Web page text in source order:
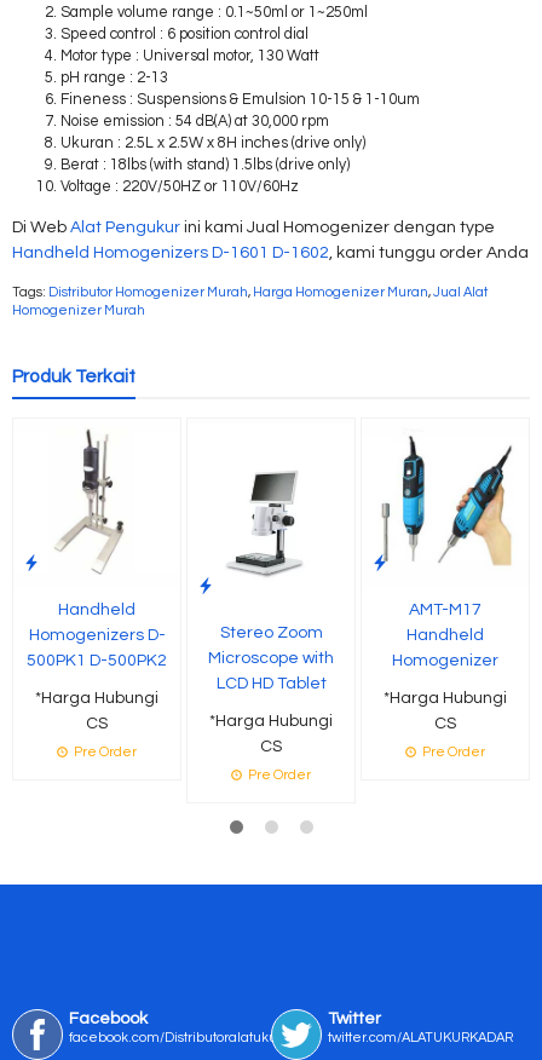
Sample volume range : 0.1~50ml or 1~250ml
Speed control : 6 position control dial
Motor type : Universal motor, 130 Watt
pH range : 2-13
Fineness : Suspensions & Emulsion 10-15 & 1-10um
Noise emission : 54 dB(A) at 30,000 rpm
Ukuran : 2.5L x 2.5W x 8H inches (drive only)
Berat : 18lbs (with stand) 1.5lbs (drive only)
Voltage : 220V/50HZ or 110V/60Hz
Di Web Alat Pengukur ini kami Jual Homogenizer dengan type
Handheld Homogenizers D-1601 D-1602 , kami tunggu order Anda
Tags: Distributor Homogenizer Murah, Harga Homogenizer Muran,Jual Alat
Homogenizer Murah
Produk Terkait
Handheld
Homogenizers D-
500PK1 D-500PK2
*Harga Hubungi
CS
Pre Order
Stereo Zoom
Microscope with
LCD HD Tablet
*Harga Hubungi
CS
Pre Order
AMT-M17
Handheld
Homogenizer
*Harga Hubungi
CS
Pre Order
Facebook
facebook.com/Distributoralatukur
Twitter
twitter.com/ALATUKURKADAR